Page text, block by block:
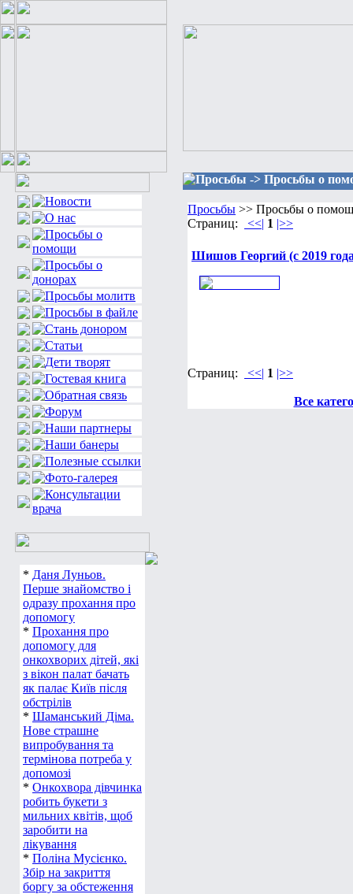
* Даня Луньов.
Перше знайомство і
одразу прохання про
допомогу
* Прохання про
допомогу для
онкохворих дітей, які
з вікон палат бачать
як палає Київ після
обстрілів
* Шаманський Діма.
Нове страшне
випробування та
термінова потреба у
допомозі
* Онкохвора дівчинка
робить букети з
мильних квітів, щоб
заробити на
лікування
* Поліна Мусієнко.
Збір на закриття
боргу за обстеження
Просьбы -> Просьбы о
Просьбы >> Просьбы о
Страниц:
<<| 1 |>>
Шишов Георгий (c 2019
Страниц: <<| 1 |>>
Все